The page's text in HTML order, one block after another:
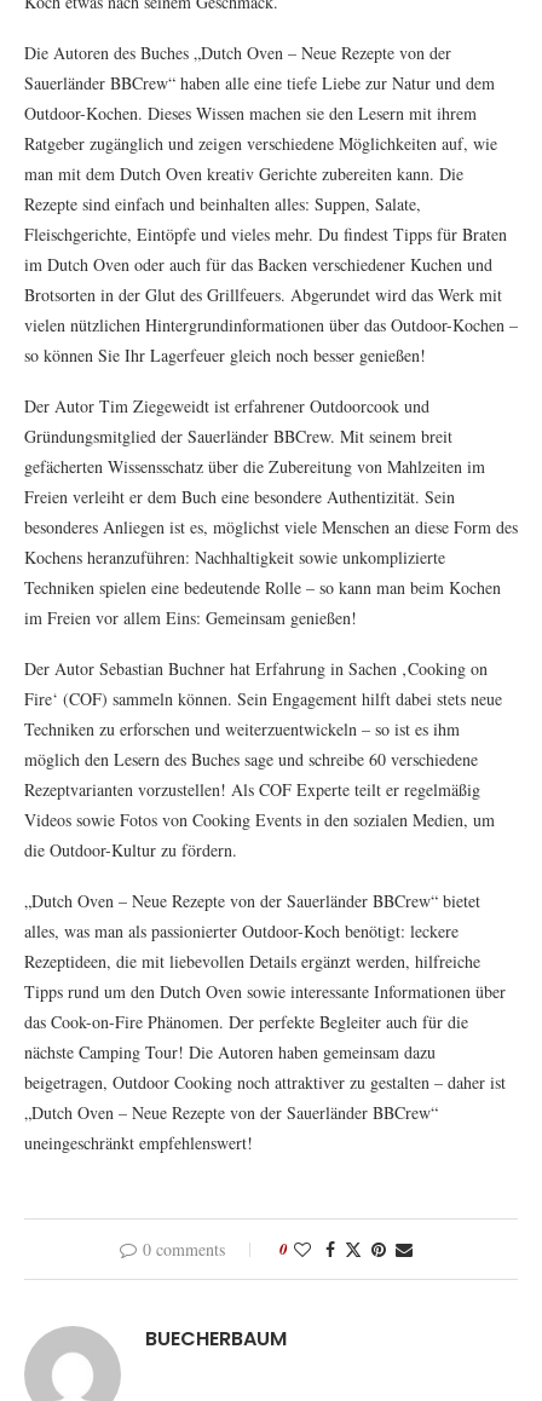
Die Autoren des Buches „Dutch Oven – Neue Rezepte von der
Sauerländer BBCrew“ haben alle eine tiefe Liebe zur Natur und dem
Outdoor-Kochen. Dieses Wissen machen sie den Lesern mit ihrem
Ratgeber zugänglich und zeigen verschiedene Möglichkeiten auf, wie
man mit dem Dutch Oven kreativ Gerichte zubereiten kann. Die
Rezepte sind einfach und beinhalten alles: Suppen, Salate,
Fleischgerichte, Eintöpfe und vieles mehr. Du findest Tipps für Braten
im Dutch Oven oder auch für das Backen verschiedener Kuchen und
Brotsorten in der Glut des Grillfeuers. Abgerundet wird das Werk mit
vielen nützlichen Hintergrundinformationen über das Outdoor-Kochen –
so können Sie Ihr Lagerfeuer gleich noch besser genießen!
Der Autor Tim Ziegeweidt ist erfahrener Outdoorcook und
Gründungsmitglied der Sauerländer BBCrew. Mit seinem breit
gefächerten Wissensschatz über die Zubereitung von Mahlzeiten im
Freien verleiht er dem Buch eine besondere Authentizität. Sein
besonderes Anliegen ist es, möglichst viele Menschen an diese Form des
Kochens heranzuführen: Nachhaltigkeit sowie unkomplizierte
Techniken spielen eine bedeutende Rolle – so kann man beim Kochen
im Freien vor allem Eins: Gemeinsam genießen!
Der Autor Sebastian Buchner hat Erfahrung in Sachen ‚Cooking on
Fire‘ (COF) sammeln können. Sein Engagement hilft dabei stets neue
Techniken zu erforschen und weiterzuentwickeln – so ist es ihm
möglich den Lesern des Buches sage und schreibe 60 verschiedene
Rezeptvarianten vorzustellen! Als COF Experte teilt er regelmäßig
Videos sowie Fotos von Cooking Events in den sozialen Medien, um
die Outdoor-Kultur zu fördern.
„Dutch Oven – Neue Rezepte von der Sauerländer BBCrew“ bietet
alles, was man als passionierter Outdoor-Koch benötigt: leckere
Rezeptideen, die mit liebevollen Details ergänzt werden, hilfreiche
Tipps rund um den Dutch Oven sowie interessante Informationen über
das Cook-on-Fire Phänomen. Der perfekte Begleiter auch für die
nächste Camping Tour! Die Autoren haben gemeinsam dazu
beigetragen, Outdoor Cooking noch attraktiver zu gestalten – daher ist
„Dutch Oven – Neue Rezepte von der Sauerländer BBCrew“
uneingeschränkt empfehlenswert!
0 comments 0
BUECHERBAUM